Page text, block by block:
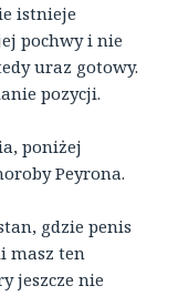
istnieje
pochwy i nie
uraz gotowy.
pozycji.
poniżej
Peyrona.
gdzie penis
masz ten
jeszcze nie